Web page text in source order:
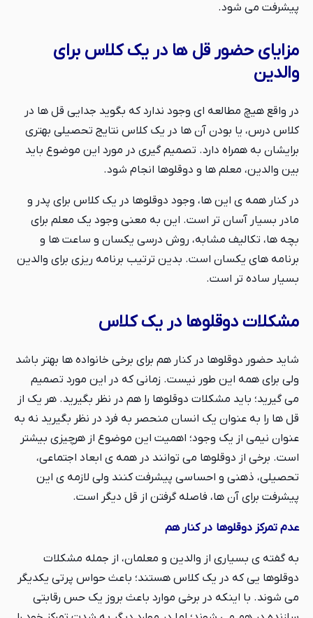
پیشرفت می شود.
مزایای حضور قل ها در یک کلاس برای
والدین
در واقع هیچ مطالعه ای وجود ندارد که بگوید جدایی قل ها در
کلاس درس، یا بودن آن ها در یک کلاس نتایج تحصیلی بهتری
برایشان به همراه دارد. تصمیم گیری در مورد این موضوع باید
بین والدین، معلم ها و دوقلوها انجام شود.
در کنار همه ی این ها، وجود دوقلوها در یک کلاس برای پدر و
مادر بسیار آسان تر است. این به معنی وجود یک معلم برای
بچه ها، تکالیف مشابه، روش درسی یکسان و ساعت ها و
برنامه های یکسان است. بدین ترتیب برنامه ریزی برای والدین
بسیار ساده تر است.
مشکلات دوقلوها در یک کلاس
شاید حضور دوقلوها در کنار هم برای برخی خانواده ها بهتر باشد
ولی برای همه این طور نیست. زمانی که در این مورد تصمیم
می گیرید؛ باید مشکلات دوقلوها را هم در نظر بگیرید. هر یک از
قل ها را به عنوان یک انسان منحصر به فرد در نظر بگیرید نه به
عنوان نیمی از یک وجود؛ اهمیت این موضوع از هرچیزی بیشتر
است. برخی از دوقلوها می توانند در همه ی ابعاد اجتماعی،
تحصیلی، ذهنی و احساسی پیشرفت کنند ولی لازمه ی این
پیشرفت برای آن ها، فاصله گرفتن از قل دیگر است.
عدم تمرکز دوقلوها در کنار هم
به گفته ی بسیاری از والدین و معلمان، از جمله مشکلات
دوقلوها یی که در یک کلاس هستند؛ باعث حواس پرتی یکدیگر
می شوند. با اینکه در برخی موارد باعث بروز یک حس رقابتی